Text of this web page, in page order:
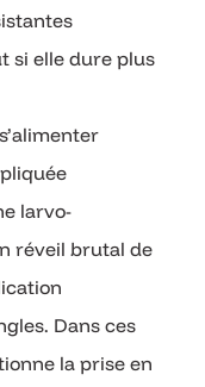
si elle dure plus
larvo-
réveil brutal de
Dans ces
la prise en